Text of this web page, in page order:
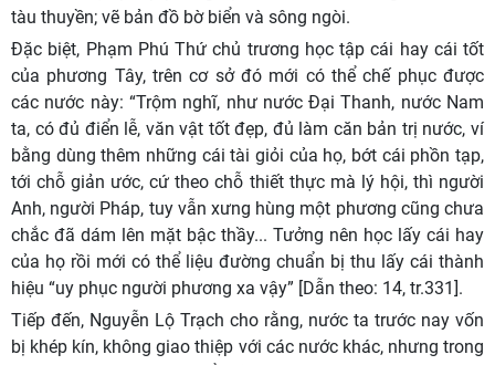
tàu thuyền; vẽ bản đồ bờ biển và sông ngòi.
Đặc biệt, Phạm Phú Thứ chủ trương học tập cái hay cái tốt
của phương Tây, trên cơ sở đó mới có thể chế phục được
các nước này: “Trộm nghĩ, như nước Đại Thanh, nước Nam
ta, có đủ điển lễ, văn vật tốt đẹp, đủ làm căn bản trị nước, ví
bằng dùng thêm những cái tài giỏi của họ, bớt cái phồn tạp,
tới chỗ giản ước, cứ theo chỗ thiết thực mà lý hội, thì người
Anh, người Pháp, tuy vẫn xưng hùng một phương cũng chưa
chắc đã dám lên mặt bậc thầy... Tưởng nên học lấy cái hay
của họ rồi mới có thể liệu đường chuẩn bị thu lấy cái thành
hiệu “uy phục người phương xa vậy” [Dẫn theo: 14, tr.331].
Tiếp đến, Nguyễn Lộ Trạch cho rằng, nước ta trước nay vốn
bị khép kín, không giao thiệp với các nước khác, nhưng trong